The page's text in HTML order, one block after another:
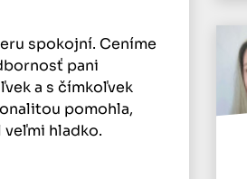
spokojní. Ceníme
pani
a s čímkoľvek
pomohla,
hladko.